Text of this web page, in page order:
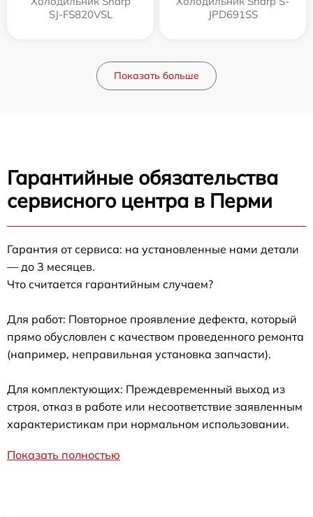
SJ-FS820VSL
JPD691SS
Показать больше
Гарантийные обязательства
сервисного центра в Перми
Гарантия от сервиса: на установленные нами детали
— до 3 месяцев.
Что считается гарантийным случаем?
Для работ: Повторное проявление дефекта, который
прямо обусловлен с качеством проведенного ремонта
(например, неправильная установка запчасти).
Для комплектующих: Преждевременный выход из
строя, отказ в работе или несоответствие заявленным
характеристикам при нормальном использовании.
Показать полностью